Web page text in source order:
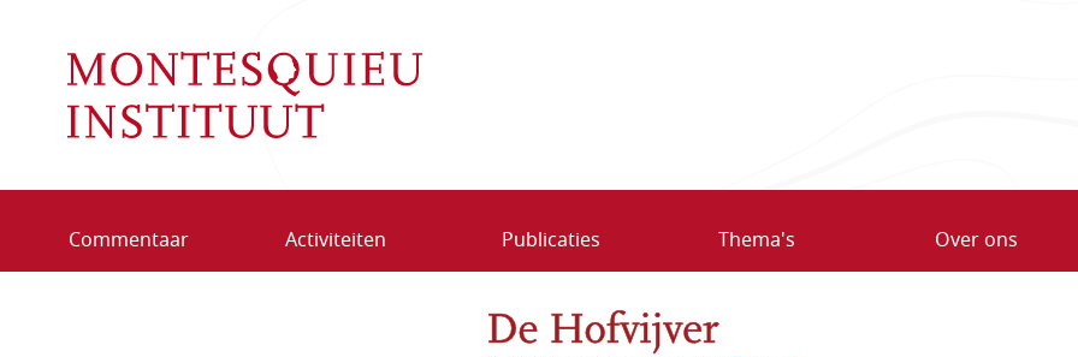
Commentaar Activiteiten Publicaties Thema's Over ons